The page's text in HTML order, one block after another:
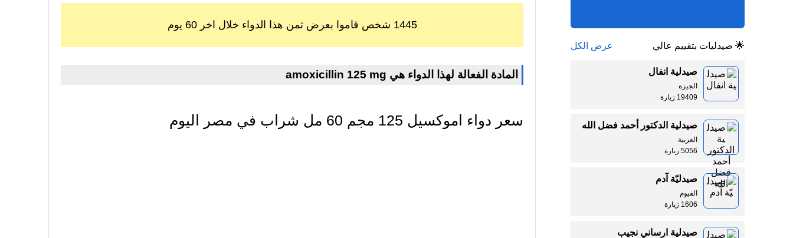
1445 شخص قاموا بعرض ثمن هذا الدواء خلال اخر 60 يوم
amoxicillin 125 mg المادة الفعالة لهذا الدواء هي
سعر دواء اموكسيل 125 مجم 60 مل شراب في مصر اليوم
🌟 صيدليات بتقييم عالي عرض الكل
صيدلية انفال
الجيزة
19409 زيارة
صيدلية الدكتور أحمد فضل الله
الغربية
5056 زيارة
صيدليّة آدم
الفيوم
1606 زيارة
صيدلية ارساني نجيب